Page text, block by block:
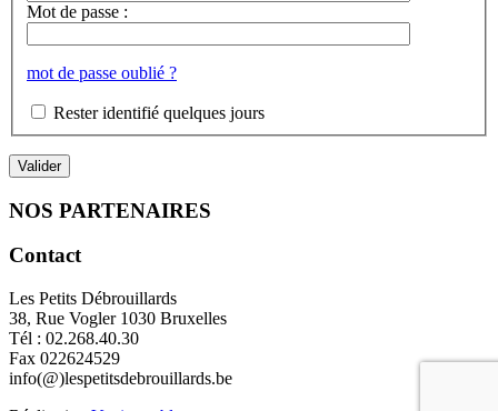
Mot de passe :
mot de passe oublié ?
Rester identifié quelques jours
NOS PARTENAIRES
Contact
Les Petits Débrouillards
38, Rue Vogler 1030 Bruxelles
Tél : 02.268.40.30
Fax 022624529
info(@)lespetitsdebrouillards.be